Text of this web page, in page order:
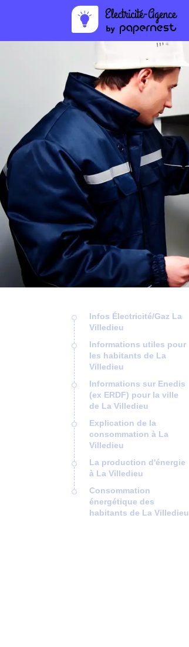
Infos Électricité/Gaz La
Villedieu
Informations utiles pour
les habitants de La
Villedieu
Informations sur Enedis
(ex ERDF) pour la ville
de La Villedieu
Explication de la
consommation à La
Villedieu
La production d'énergie
à La Villedieu
Consommation
énergétique des
habitants de La Villedieu